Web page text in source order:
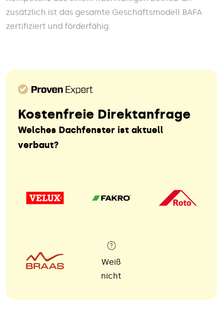
zusätzlich ist das gesamte Geschäftsmodell BAFA
zertifiziert und förderfähig.
Kostenfreie Direktanfrage
Welches Dachfenster ist aktuell
verbaut?
Weiß
nicht